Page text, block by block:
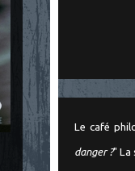
Le café
danger ?" La